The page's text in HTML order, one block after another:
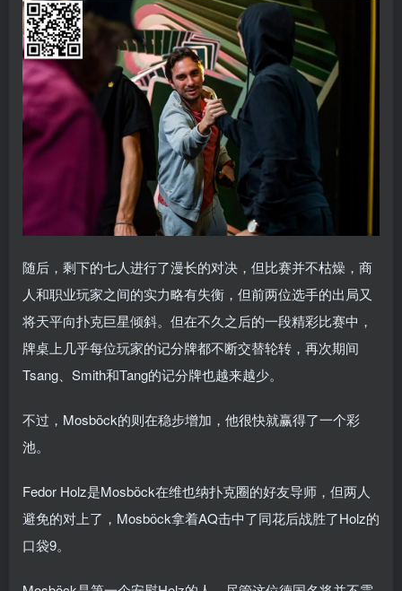
随后，剩下的七人进行了漫长的对决，但比赛并不枯燥，商
人和职业玩家之间的实力略有失衡，但前两位选手的出局又
将天平向扑克巨星倾斜。但在不久之后的一段精彩比赛中，
牌桌上几乎每位玩家的记分牌都不断交替轮转，再次期间
Tsang、Smith和Tang的记分牌也越来越少。
不过，Mosböck的则在稳步增加，他很快就赢得了一个彩
池。
Fedor Holz是Mosböck在维也纳扑克圈的好友导师，但两人
避免的对上了，Mosböck拿着AQ击中了同花后战胜了Holz的
口袋9。